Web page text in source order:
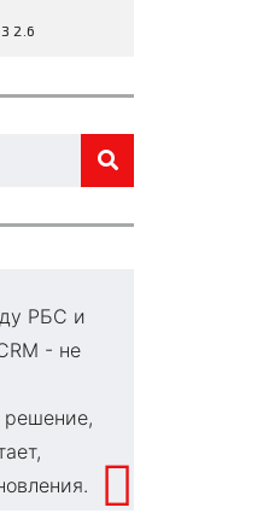
2.6
РБС и
- не
решение,